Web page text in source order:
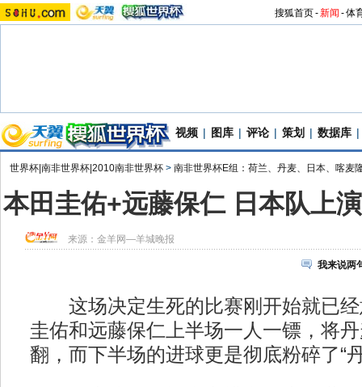
搜狐首页-新闻 -体
视频 | 图库 | 评论 | 策划 | 数据库 |
世界杯|南非世界杯|2010南非世界杯 > 南非世界杯E组：荷兰、丹麦、日本、喀麦
本田圭佑+远藤保仁 日本队上
来源： 金羊网—羊城晚报
我来说两
这场决定生死的比赛刚开始就已经
圭佑和远藤保仁上半场一人一镖，将
翻，而下半场的进球更是彻底粉碎了“